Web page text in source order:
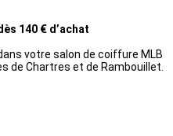
140 € d’achat
votre salon de coiffure MLB
de Chartres et de Rambouillet.